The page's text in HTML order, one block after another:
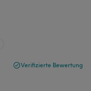
Verifizierte Bewertung